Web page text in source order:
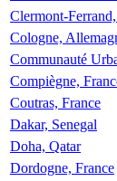
Clermont-
Cologne,
Communauté
Compiègne,
Coutras, France
Dakar, Senegal
Doha, Qatar
Dordogne, France